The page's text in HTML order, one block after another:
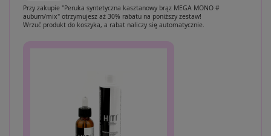
Przy zakupie "Peruka syntetyczna kasztanowy brąz MEGA MONO #
auburn/mix" otrzymujesz aż 30% rabatu na poniższy zestaw!
Wrzuć produkt do koszyka, a rabat naliczy się automatycznie.